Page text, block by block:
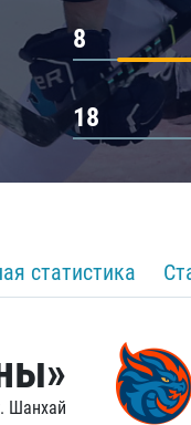
8
18
статистика
Шанхай